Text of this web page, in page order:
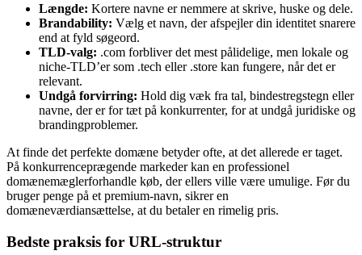
Længde: Kortere navne er nemmere at skrive, huske og dele.
Brandability: Vælg et navn, der afspejler din identitet snarere
end at fyld søgeord.
TLD-valg: .com forbliver det mest pålidelige, men lokale og
niche-TLD’er som .tech eller .store kan fungere, når det er
relevant.
Undgå forvirring: Hold dig væk fra tal, bindestregstegn eller
navne, der er for tæt på konkurrenter, for at undgå juridiske og
brandingproblemer.
At finde det perfekte domæne betyder ofte, at det allerede er taget.
På konkurrenceprægende markeder kan en professionel
domænemæglerforhandle køb, der ellers ville være umulige. Før du
bruger penge på et premium-navn, sikrer en
domæneværdiansættelse, at du betaler en rimelig pris.
Bedste praksis for URL-struktur